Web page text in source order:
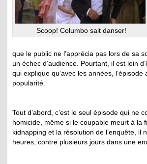
Scoop! Columbo sait danser!
que le public ne l’apprécia pas lors de sa
un échec d’audience. Pourtant, il est loin
qui explique qu’avec les années, l’épisode
popularité.
Tout d’abord, c’est le seul épisode qui ne
homicide, même si le coupable meurt à la
kidnapping et la résolution de l’enquête, il
heures, contre plusieurs jours dans une